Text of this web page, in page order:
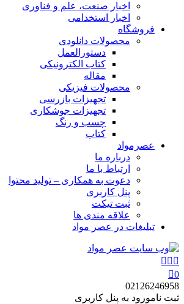
اخبار صنعت، علم و فناوری
اخبار استخدامی
فروشگاه
محصولات دانلودی
دستورالعمل
کتاب الکترونیکی
مقاله
محصولات فیزیکی
تجهیزات بازرسی
تجهیزات جوشکاری
چسب و رنگ
کتاب
عصرمواد
درباره ما
ارتباط با ما
دعوت به همکاری – تولید محتوا
پنل کاربری
ثبت تیکت
علاقه مندی ها
تبلیغات در عصر مواد
0
02126246958
ثبت نامورود به پنل کاربری